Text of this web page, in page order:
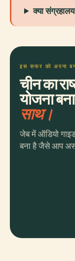
क्या
इस सफर को अपना
चीन का
योजना
साथ।
जेब में ऑडियो
बना है जैसे आप